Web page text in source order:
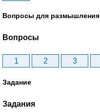
Вопросы для размышления
Вопросы
1 2 3
Задание
Задания